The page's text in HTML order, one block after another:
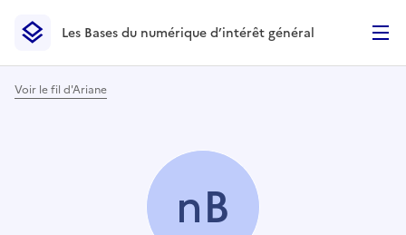
Les Bases du numérique d’intérêt général- Retour à la
Les Bases du numérique d’intérêt général
Voir le fil d'Ariane
nB